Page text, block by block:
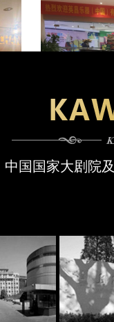
客户购
中国国家大剧院